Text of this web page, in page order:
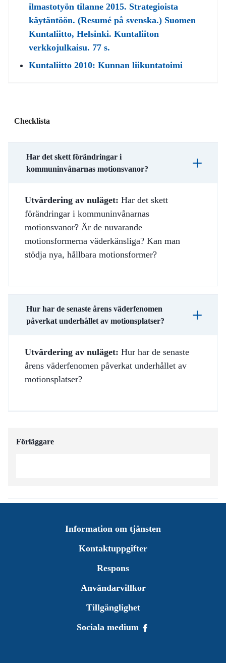
ilmastotyön tilanne 2015. Strategioista
käytäntöön. (Resumé på svenska.) Suomen
Kuntaliitto, Helsinki. Kuntaliiton
verkkojulkaisu. 77 s.
Kuntaliitto 2010: Kunnan liikuntatoimi
Checklista
Har det skett förändringar i
kommuninvånarnas motionsvanor?
Utvärdering av nuläget: Har det skett
förändringar i kommuninvånarnas
motionsvanor? Är de nuvarande
motionsformerna väderkänsliga? Kan man
stödja nya, hållbara motionsformer?
Hur har de senaste årens väderfenomen
påverkat underhållet av motionsplatser?
Utvärdering av nuläget: Hur har de senaste
årens väderfenomen påverkat underhållet av
motionsplatser?
Förläggare
Information om tjänsten
Kontaktuppgifter
Respons
Användarvillkor
Tillgänglighet
Sociala medium